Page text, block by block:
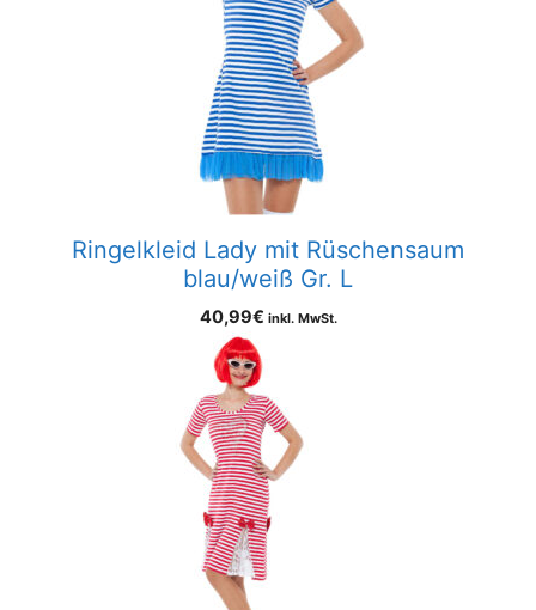
Ringelkleid Lady mit Rüschensaum
blau/weiß Gr. L
40,99€ inkl. MwSt.